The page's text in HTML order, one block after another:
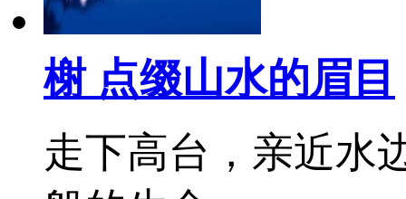
榭 点缀山水的眉目
走下高台，亲近水